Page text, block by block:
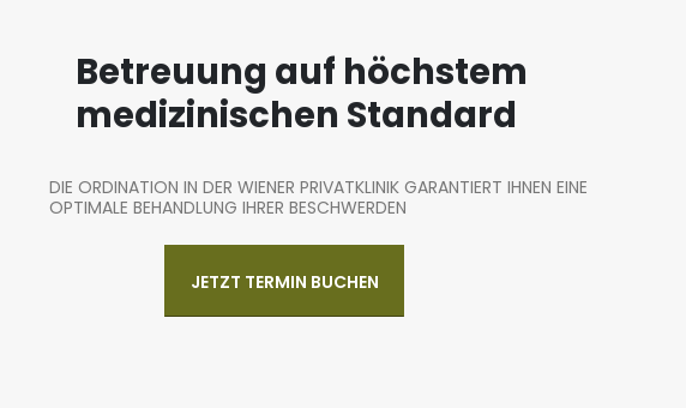
Betreuung auf höchstem
medizinischen Standard
DIE ORDINATION IN DER WIENER PRIVATKLINIK GARANTIERT IHNEN EINE
OPTIMALE BEHANDLUNG IHRER BESCHWERDEN
JETZT TERMIN BUCHEN